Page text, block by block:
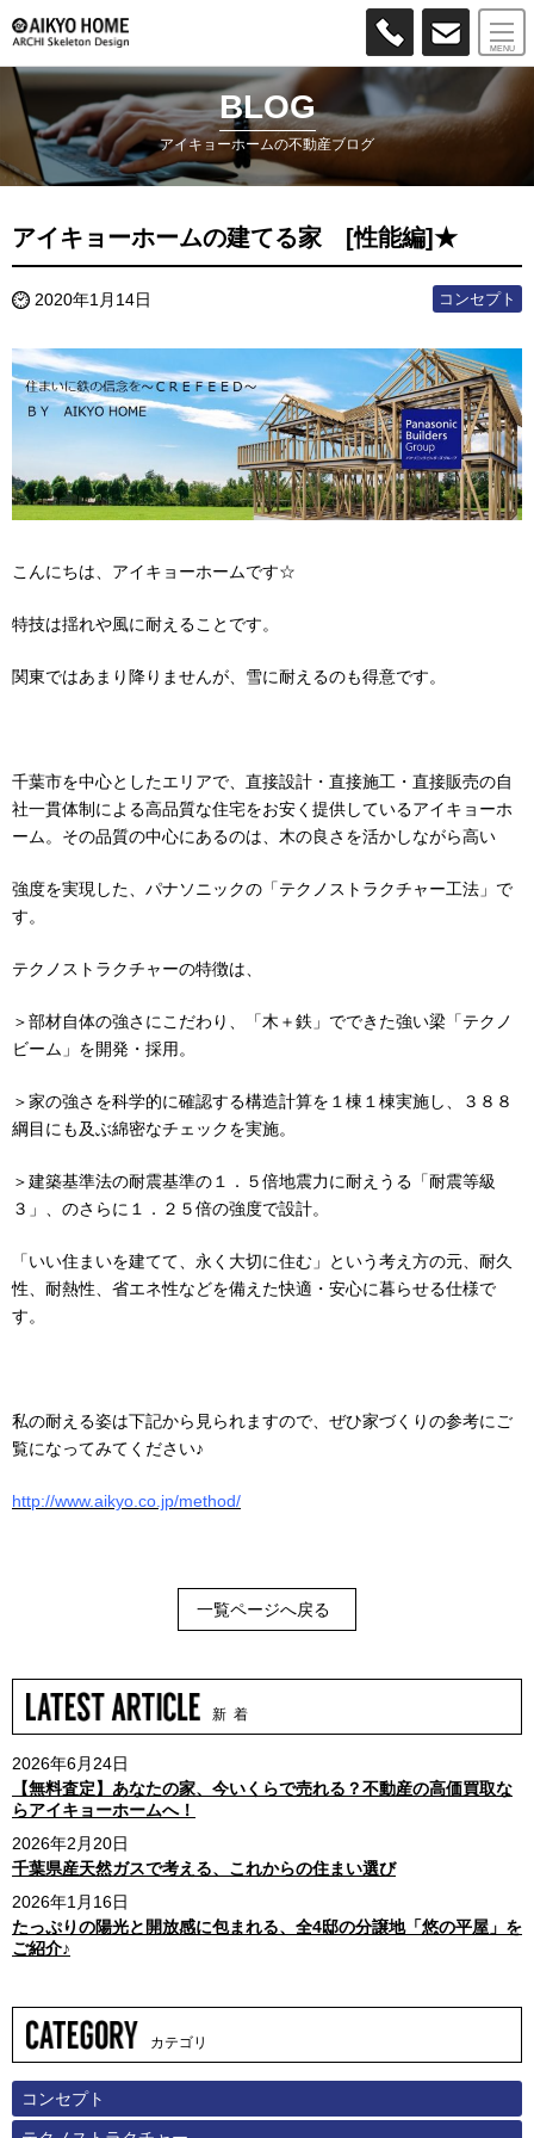
BLOG
アイキョーホームの不動産ブログ
アイキョーホームの建てる家 [性能編]★
2020年1月14日 コンセプト
こんにちは、アイキョーホームです☆
特技は揺れや風に耐えることです。
関東ではあまり降りませんが、雪に耐えるのも得意です。
千葉市を中心としたエリアで、直接設計・直接施工・直接販売の自
社一貫体制による高品質な住宅をお安く提供しているアイキョーホ
ーム。その品質の中心にあるのは、木の良さを活かしながら高い
強度を実現した、パナソニックの「テクノストラクチャー工法」で
す。
テクノストラクチャーの特徴は、
＞部材自体の強さにこだわり、「木＋鉄」でできた強い梁「テクノ
ビーム」を開発・採用。
＞家の強さを科学的に確認する構造計算を１棟１棟実施し、３８８
綱目にも及ぶ綿密なチェックを実施。
＞建築基準法の耐震基準の１．５倍地震力に耐えうる「耐震等級
３」、のさらに１．２５倍の強度で設計。
「いい住まいを建てて、永く大切に住む」という考え方の元、耐久
性、耐熱性、省エネ性などを備えた快適・安心に暮らせる仕様で
す。
私の耐える姿は下記から見られますので、ぜひ家づくりの参考にご
覧になってみてください♪
http://www.aikyo.co.jp/method/
一覧ページへ戻る
新 着
2026年6月24日
【無料査定】あなたの家、今いくらで売れる？不動産の高価買取な
らアイキョーホームへ！
2026年2月20日
千葉県産天然ガスで考える、これからの住まい選び
2026年1月16日
たっぷりの陽光と開放感に包まれる、全4邸の分譲地「悠の平屋」を
ご紹介♪
カテゴリ
コンセプト
MENU